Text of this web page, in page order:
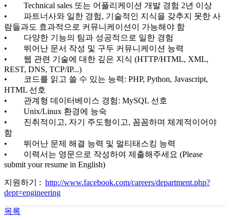
• Technical sales 또는 어플리케이션 개발 경험 2년 이상
• 파트너사와 일한 경험, 기술적인 지식을 갖추지 못한 사
람들과도 효과적으로 커뮤니케이션이 가능해야 함
• 다양한 기능의 팀과 성공적으로 일한 경험
• 뛰어난 문서 작성 및 구두 커뮤니케이션 능력
• 웹 관련 기술에 대한 깊은 지식 (HTTP/HTML, XML,
REST, DNS, TCP/IP...)
• 코드를 읽고 쓸 수 있는 능력: PHP, Python, Javascript,
HTML 선호
• 관계형 데이터베이스 경험: MySQL 선호
• Unix/Linux 환경에 능숙
• 진취적이고, 자기 주도형이고, 꼼꼼하며 체계적이어야
함
• 뛰어난 문제 해결 능력 및 멀티태스킹 능력
• 이력서는 영문으로 작성하여 제출해주세요 (Please
submit your resume in English)
지원하기 : http://www.facebook.com/careers/department.php?
dept=engineering
목록